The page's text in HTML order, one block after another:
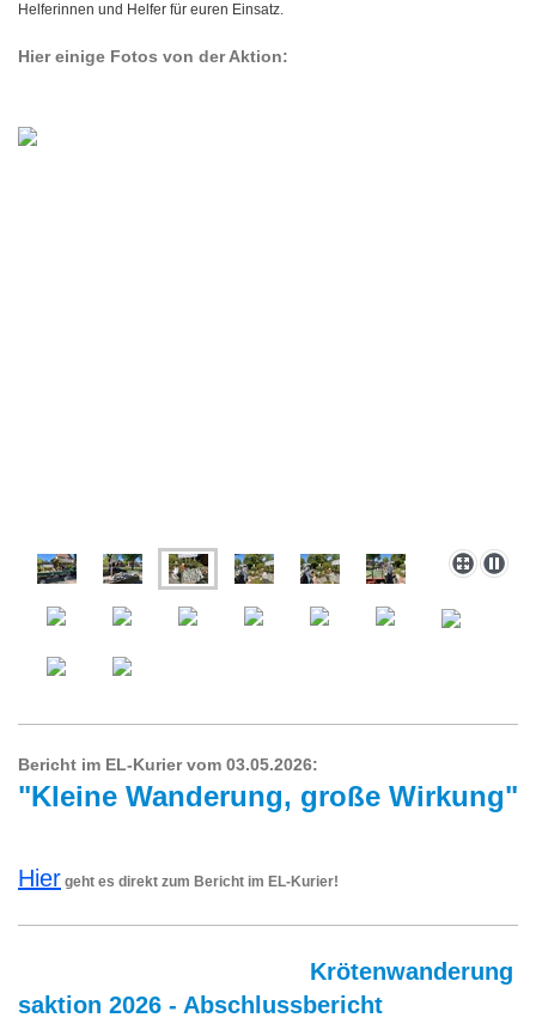
Helferinnen und Helfer für euren Einsatz.
Hier einige Fotos von der Aktion:
Bericht im EL-Kurier vom 03.05.2026:
"Kleine Wanderung, große Wirkung"
Hier geht es direkt zum Bericht im EL-Kurier!
Krötenwanderung
saktion 2026 - Abschlussbericht